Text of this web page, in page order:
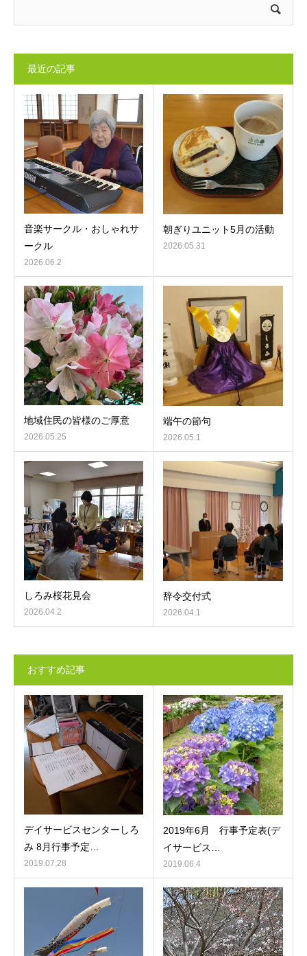
最近の記事
音楽サークル・おしゃれサ
ークル
2026.06.2
朝ぎりユニット5月の活動
2026.05.31
地域住民の皆様のご厚意
2026.05.25
端午の節句
2026.05.1
しろみ桜花見会
2026.04.2
辞令交付式
2026.04.1
おすすめ記事
デイサービスセンターしろ
み 8月行事予定…
2019.07.28
2019年6月 行事予定表(デ
イサービス…
2019.06.4